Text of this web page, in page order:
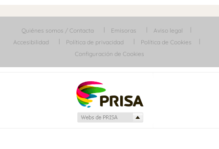
Quiénes somos / Contacta Emisoras
Aviso legal
Accesibilidad
Política de privacidad
Política de Cookies
Configuración de Cookies